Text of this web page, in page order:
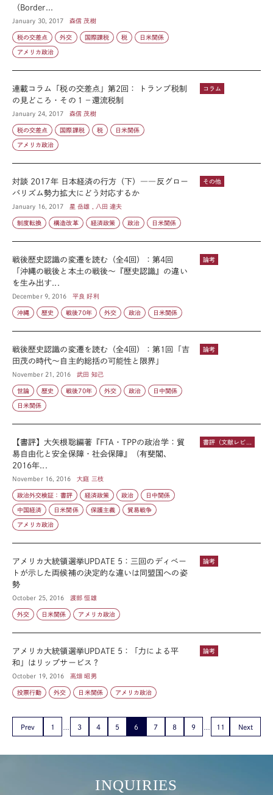
（Border...
January 30, 2017 森信 茂樹
税の交差点 外交 国際課税 税 日米関係
アメリカ政治
コラム
連載コラム「税の交差点」第2回： トランプ税制
の見どころ・その１－還流税制
January 24, 2017 森信 茂樹
税の交差点 国際課税 税 日米関係
アメリカ政治
その他
対談 2017年 日本経済の行方（下）――反グロー
バリズム勢力拡大にどう対応するか
January 16, 2017 星 岳雄 , 八田 達夫
制度転換 構造改革 経済政策 政治 日米関係
論考
戦後歴史認識の変遷を読む（全4回）：第4回
「沖縄の戦後と本土の戦後～『歴史認識』の違い
を生み出す...
December 9, 2016 平良 好利
沖縄 歴史 戦後70年 外交 政治 日米関係
論考
戦後歴史認識の変遷を読む（全4回）：第1回「吉
田茂の時代～自主的総括の可能性と限界」
November 21, 2016 武田 知己
世論 歴史 戦後70年 外交 政治 日中関係
日米関係
書評（文献レビュー）
【書評】大矢根聡編著『FTA・TPPの政治学：貿
易自由化と安全保障・社会保障』（有斐閣、
2016年...
November 16, 2016 大庭 三枝
政治外交検証：書評 経済政策 政治 日中関係
中国経済 日米関係 保護主義 貿易戦争
アメリカ政治
論考
アメリカ大統領選挙UPDATE 5：三回のディベー
トが示した両候補の決定的な違いは同盟国への姿
勢
October 25, 2016 渡部 恒雄
外交 日米関係 アメリカ政治
論考
アメリカ大統領選挙UPDATE 5：「力による平
和」はリップサービス？
October 19, 2016 高畑 昭男
投票行動 外交 日米関係 アメリカ政治
Prev 1 3 4 5 6 7 8 9 11 Next
INQUIRIES